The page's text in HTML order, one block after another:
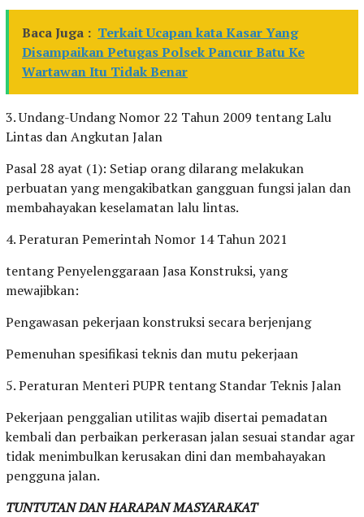
Baca Juga : Terkait Ucapan kata Kasar Yang
Disampaikan Petugas Polsek Pancur Batu Ke
Wartawan Itu Tidak Benar
3. Undang-Undang Nomor 22 Tahun 2009 tentang Lalu
Lintas dan Angkutan Jalan
Pasal 28 ayat (1): Setiap orang dilarang melakukan
perbuatan yang mengakibatkan gangguan fungsi jalan dan
membahayakan keselamatan lalu lintas.
4. Peraturan Pemerintah Nomor 14 Tahun 2021
tentang Penyelenggaraan Jasa Konstruksi, yang
mewajibkan:
Pengawasan pekerjaan konstruksi secara berjenjang
Pemenuhan spesifikasi teknis dan mutu pekerjaan
5. Peraturan Menteri PUPR tentang Standar Teknis Jalan
Pekerjaan penggalian utilitas wajib disertai pemadatan
kembali dan perbaikan perkerasan jalan sesuai standar agar
tidak menimbulkan kerusakan dini dan membahayakan
pengguna jalan.
TUNTUTAN DAN HARAPAN MASYARAKAT